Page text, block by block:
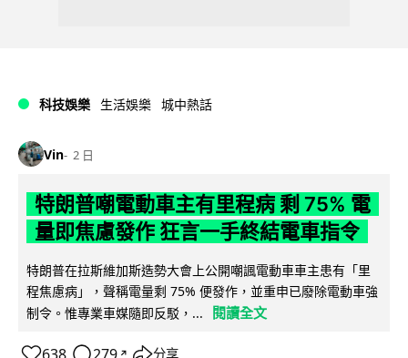
科技娛樂 生活娛樂 城中熱話
Vin 2 日
特朗普嘲電動車主有里程病 剩 75% 電
量即焦慮發作 狂言一手終結電車指令
特朗普在拉斯維加斯造勢大會上公開嘲諷電動車車主患有「里
程焦慮病」，聲稱電量剩 75% 便發作，並重申已廢除電動車強
制令。惟專業車媒隨即反駁，...
閱讀全文
↗ 分享